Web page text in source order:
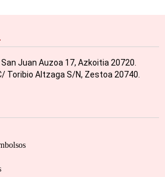
Juan Auzoa 17, Azkoitia 20720.
Toribio Altzaga S/N, Zestoa 20740.